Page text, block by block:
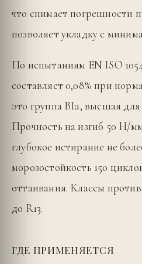
что снимает погрешности
позволяет укладку с
По испытаниям EN ISO
составляет 0,08% при
это группа BIa, высшая
Прочность на изгиб 50 Н/
глубокое истирание не
морозостойкость 150
оттаивания. Классы
до R13.
ГДЕ ПРИМЕНЯЕТСЯ